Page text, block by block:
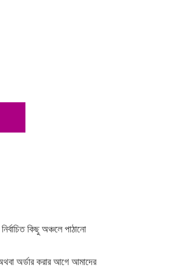
কিছু অঞ্চলে পাঠানো
অর্ডার করার আগে আমাদের